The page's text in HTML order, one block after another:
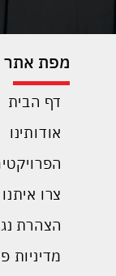
מפת אתר
דף הבית
אודותינו
צרו
הצהרת
מדיניות